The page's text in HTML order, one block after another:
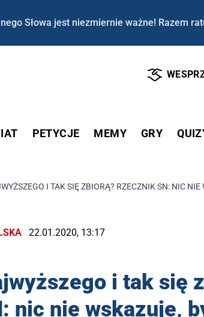
Słowa jest niezmiernie ważne! Razem
PETYCJE MEMY GRY
I TAK SIĘ ZBIORĄ? RZECZNIK SN: NIC NIE
22.01.2020, 13:17
i tak się
nic nie wskazuje,